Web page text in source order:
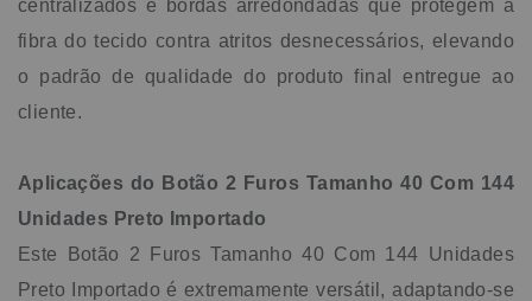
centralizados e bordas arredondadas que protegem a
fibra do tecido contra atritos desnecessários, elevando
o padrão de qualidade do produto final entregue ao
cliente.
Aplicações do Botão 2 Furos Tamanho 40 Com 144
Unidades Preto Importado
Este Botão 2 Furos Tamanho 40 Com 144 Unidades
Preto Importado é extremamente versátil, adaptando-se